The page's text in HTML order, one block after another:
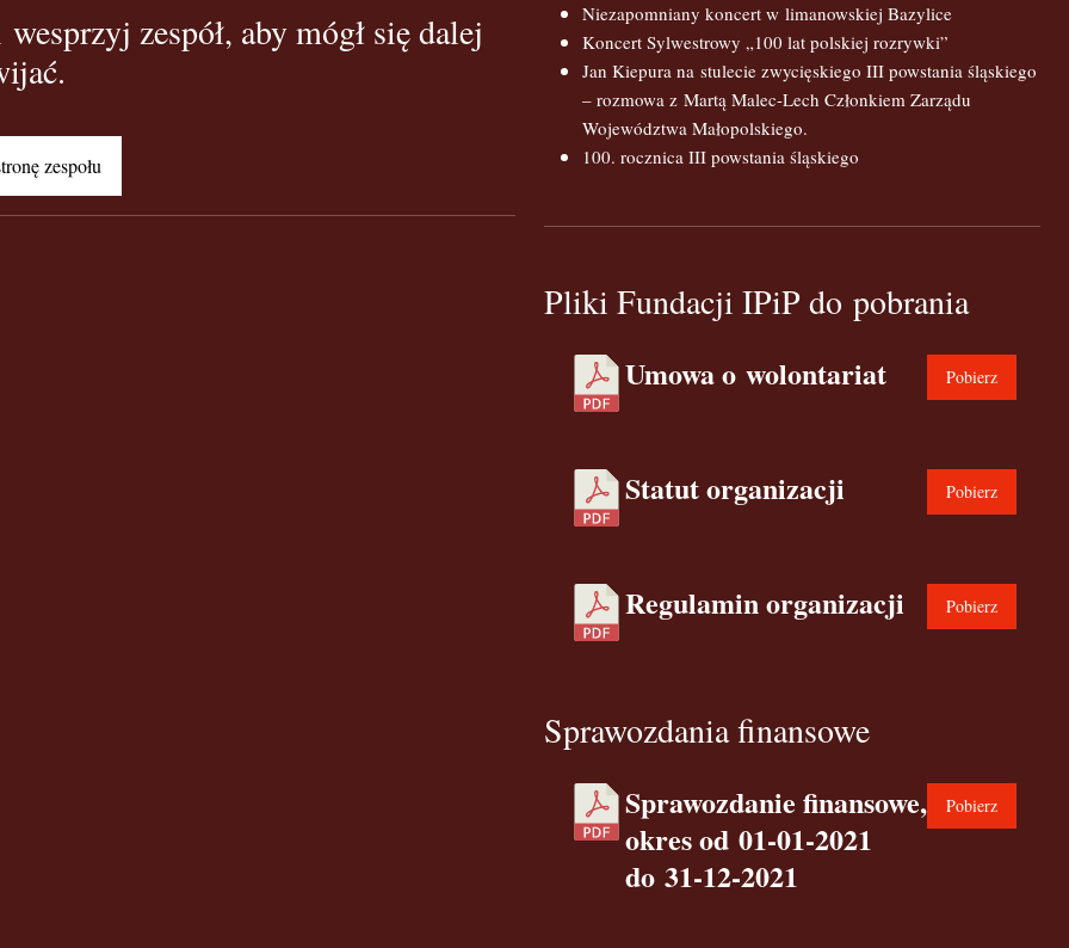
zespół, aby mógł się dalej
zespołu
Niezapomniany koncert w limanowskiej Bazylice
Koncert Sylwestrowy „100 lat polskiej rozrywki”
Jan Kiepura na stulecie zwycięskiego III powstania śląskiego
– rozmowa z Martą Malec-Lech Członkiem Zarządu
Województwa Małopolskiego.
100. rocznica III powstania śląskiego
Pliki Fundacji IPiP do pobrania
Umowa o wolontariat Pobierz
Statut organizacji Pobierz
Regulamin organizacji Pobierz
Sprawozdania finansowe
Sprawozdanie finansowe,
okres od 01-01-2021
do 31-12-2021
Pobierz